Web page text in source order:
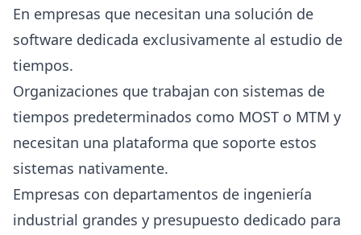
En empresas que necesitan una solución de
software dedicada exclusivamente al estudio de
tiempos.
Organizaciones que trabajan con sistemas de
tiempos predeterminados como MOST o MTM y
necesitan una plataforma que soporte estos
sistemas nativamente.
Empresas con departamentos de ingeniería
industrial grandes y presupuesto dedicado para